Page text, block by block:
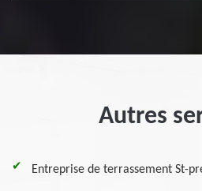
Autres
Entreprise de terrassement St-